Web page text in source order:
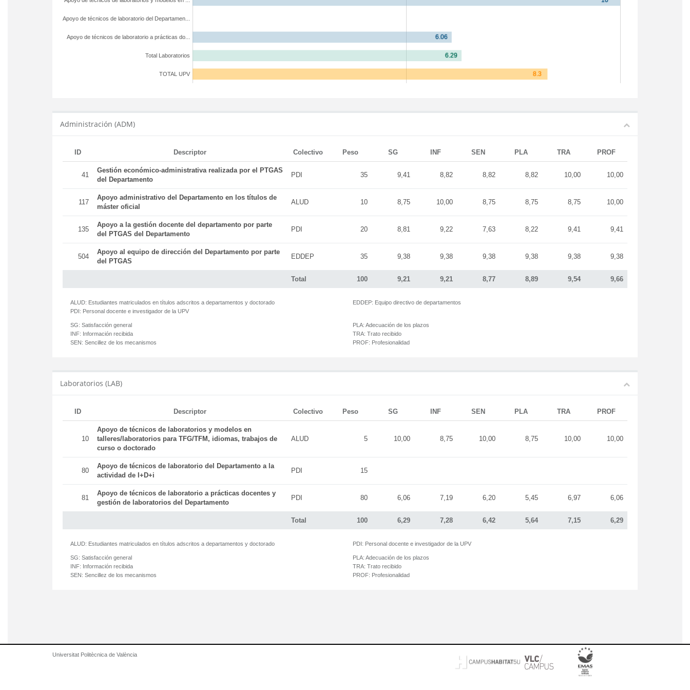
TOTAL UPV
Total Laboratorios
Apoyo de técnicos de laboratorio a prácticas do...
Apoyo de técnicos de laboratorio del Departamen...
Administración (ADM)
ID Descriptor Colectivo Peso SG INF SEN PLA TRA PROF
Total 100 9,21 9,21 8,77 8,89 9,54 9,66
41
Gestión económico-administrativa realizada por el PTGAS
del Departamento
PDI 35 9,41 8,82 8,82 8,82 10,00 10,00
117
Apoyo administrativo del Departamento en los títulos de
máster oficial
ALUD 10 8,75 10,00 8,75 8,75 8,75 10,00
135
Apoyo a la gestión docente del departamento por parte
del PTGAS del Departamento
PDI 20 8,81 9,22 7,63 8,22 9,41 9,41
504
Apoyo al equipo de dirección del Departamento por parte
del PTGAS
EDDEP 35 9,38 9,38 9,38 9,38 9,38 9,38
ALUD: Estudiantes matriculados en títulos adscritos a departamentos y doctorado
PDI: Personal docente e investigador de la UPV
EDDEP: Equipo directivo de departamentos
SG: Satisfacción general
INF: Información recibida
SEN: Sencillez de los mecanismos
PLA: Adecuación de los plazos
TRA: Trato recibido
PROF: Profesionalidad
Laboratorios (LAB)
ID Descriptor Colectivo Peso SG INF SEN PLA TRA PROF
Total 100 6,29 7,28 6,42 5,64 7,15 6,29
10
Apoyo de técnicos de laboratorios y modelos en
talleres/laboratorios para TFG/TFM, idiomas, trabajos de
curso o doctorado
ALUD 5 10,00 8,75 10,00 8,75 10,00 10,00
80
Apoyo de técnicos de laboratorio del Departamento a la
actividad de I+D+i
PDI 15
81
Apoyo de técnicos de laboratorio a prácticas docentes y
gestión de laboratorios del Departamento
PDI 80 6,06 7,19 6,20 5,45 6,97 6,06
ALUD: Estudiantes matriculados en títulos adscritos a departamentos y doctorado PDI: Personal docente e investigador de la UPV
SG: Satisfacción general
INF: Información recibida
SEN: Sencillez de los mecanismos
PLA: Adecuación de los plazos
TRA: Trato recibido
PROF: Profesionalidad
Universitat Politècnica de València